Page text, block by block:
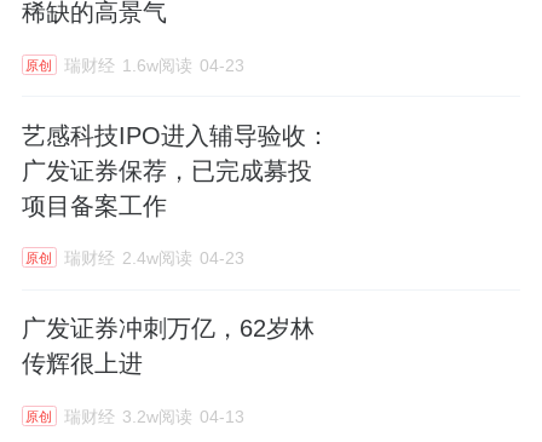
稀缺的高景气
原创 瑞财经 1.6w阅读 04-23
艺感科技IPO进入辅导验收：
广发证券保荐，已完成募投
项目备案工作
原创 瑞财经 2.4w阅读 04-23
广发证券冲刺万亿，62岁林
传辉很上进
原创 瑞财经 3.2w阅读 04-13